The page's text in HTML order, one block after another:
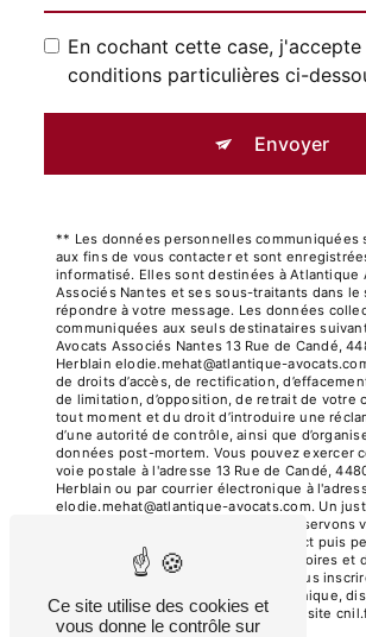
En cochant cette case, j'accepte
conditions particulières ci-
Envoyer
** Les données personnelles communiquées
aux fins de vous contacter et sont
informatisé. Elles sont destinées à Atlantique
Associés Nantes et ses sous-traitants dans le
répondre à votre message. Les données
communiquées aux seuls destinataires
Avocats Associés Nantes 13 Rue de Candé,
Herblain elodie.mehat@atlantique-
de droits d’accès, de rectification,
de limitation, d’opposition, de retrait de votre
tout moment et du droit d’introduire une
d’une autorité de contrôle, ainsi que
données post-mortem. Vous pouvez exercer
voie postale à l'adresse 13 Rue de Candé,
Herblain ou par courrier électronique à
elodie.mehat@atlantique-avocats.com. Un
pourra vous être demandé. Nous conservons
pendant la période de prise de contact puis
de prescription légale aux fins probatoires et
contentieux. Vous avez le droit de vous
d'opposition au démarchage téléphonique,
adresse: Bloctel.gouv.fr. Consultez le site
d’informations sur vos droits.
Ce site utilise des cookies et
vous donne le contrôle sur